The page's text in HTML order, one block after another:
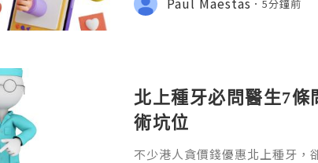
l.co Meta Description: Looking
5分鐘前
北上種牙必問醫生7
術坑位
不少港人貪價錢優惠北上種牙，